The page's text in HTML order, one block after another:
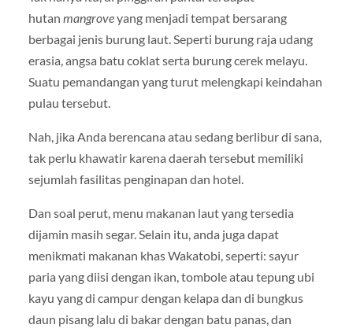
hutan mangroveyang menjadi tempat bersarang
berbagai jenis burung laut. Seperti burung raja udang
erasia, angsa batu coklat serta burung cerek melayu.
Suatu pemandangan yang turut melengkapi keindahan
pulau tersebut.
Nah, jika Anda berencana atau sedang berlibur di sana,
tak perlu khawatir karena daerah tersebut memiliki
sejumlah fasilitas penginapan dan hotel.
Dan soal perut, menu makanan laut yang tersedia
dijamin masih segar. Selain itu, anda juga dapat
menikmati makanan khas Wakatobi, seperti: sayur
paria yang diisi dengan ikan, tombole atau tepung ubi
kayu yang di campur dengan kelapa dan di bungkus
daun pisang lalu di bakar dengan batu panas, dan